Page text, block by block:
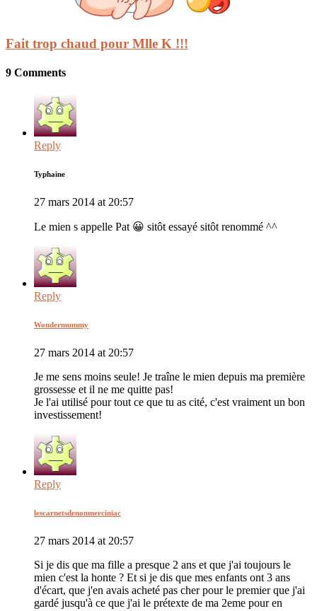
Fait trop chaud pour Mlle K !!!
9 Comments
Reply
Typhaine
27 mars 2014 at 20:57
Le mien s appelle Pat 😀 sitôt essayé sitôt renommé ^^
Reply
Wondermummy
27 mars 2014 at 20:57
Je me sens moins seule! Je traîne le mien depuis ma première
grossesse et il ne me quitte pas!
Je l'ai utilisé pour tout ce que tu as cité, c'est vraiment un bon
investissement!
Reply
lescarnetsdenonmerciniac
27 mars 2014 at 20:57
Si je dis que ma fille a presque 2 ans et que j'ai toujours le
mien c'est la honte ? Et si je dis que mes enfants ont 3 ans
d'écart, que j'en avais acheté pas cher pour le premier que j'ai
gardé jusqu'à ce que j'ai le prétexte de ma 2eme pour en